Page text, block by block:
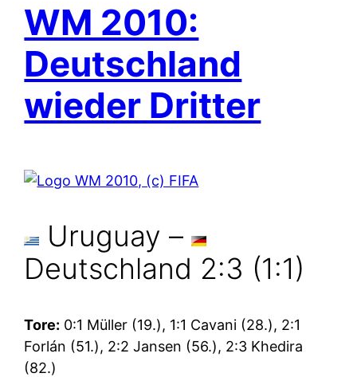
WM 2010:
Deutschland
wieder Dritter
Uruguay –
Deutschland 2:3 (1:1)
Tore: 0:1 Müller (19.), 1:1 Cavani (28.), 2:1
Forlán (51.), 2:2 Jansen (56.), 2:3 Khedira
(82.)